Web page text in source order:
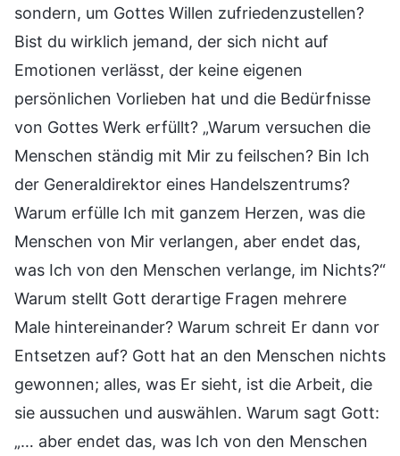
sondern, um Gottes Willen zufriedenzustellen?
Bist du wirklich jemand, der sich nicht auf
Emotionen verlässt, der keine eigenen
persönlichen Vorlieben hat und die Bedürfnisse
von Gottes Werk erfüllt? „Warum versuchen die
Menschen ständig mit Mir zu feilschen? Bin Ich
der Generaldirektor eines Handelszentrums?
Warum erfülle Ich mit ganzem Herzen, was die
Menschen von Mir verlangen, aber endet das,
was Ich von den Menschen verlange, im Nichts?“
Warum stellt Gott derartige Fragen mehrere
Male hintereinander? Warum schreit Er dann vor
Entsetzen auf? Gott hat an den Menschen nichts
gewonnen; alles, was Er sieht, ist die Arbeit, die
sie aussuchen und auswählen. Warum sagt Gott:
„… aber endet das, was Ich von den Menschen